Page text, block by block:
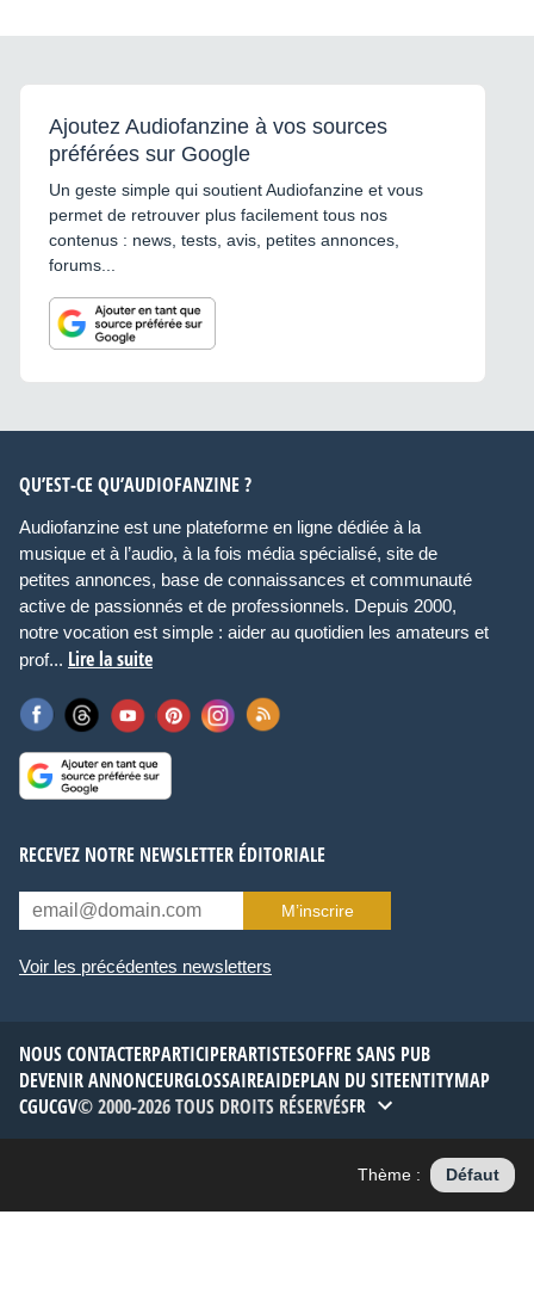
Ajoutez Audiofanzine à vos sources
préférées sur Google
Un geste simple qui soutient Audiofanzine et vous
permet de retrouver plus facilement tous nos
contenus : news, tests, avis, petites annonces,
forums...
QU’EST-CE QU’AUDIOFANZINE ?
Audiofanzine est une plateforme en ligne dédiée à la
musique et à l’audio, à la fois média spécialisé, site de
petites annonces, base de connaissances et communauté
active de passionnés et de professionnels. Depuis 2000,
notre vocation est simple : aider au quotidien les amateurs et
prof... Lire la suite
RECEVEZ NOTRE NEWSLETTER ÉDITORIALE
M’inscrire
Voir les précédentes newsletters
NOUS CONTACTERPARTICIPERARTISTESOFFRE SANS PUB
DEVENIR ANNONCEURGLOSSAIREAIDEPLAN DU SITEENTITYMAP
CGUCGV© 2000-2026 TOUS DROITS RÉSERVÉSFR
Thème : Défaut